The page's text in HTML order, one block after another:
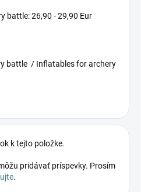
battle: 26,90 - 29,90 Eur
battle / Inflatables for archery
k tejto položke.
pridávať príspevky. Prosím
.